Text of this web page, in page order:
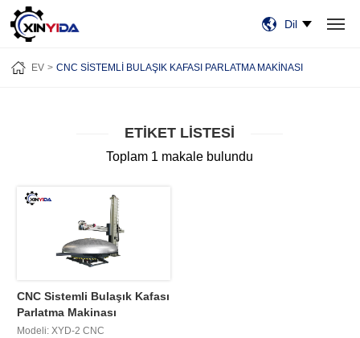
EV
ÜRÜN:% S
VIDEO
VAKALAR
HABERLER
HAKKIMIZDA
BİZE ULAŞIN
Dil
EV CNC SISTEMLI BULAŞIK KAFASI PARLATMA MAKINASI
ETIKET LISTESI
Toplam 1 makale bulundu
CNC Sistemli Bulaşık Kafası
Parlatma Makinası
Modeli: XYD-2 CNC